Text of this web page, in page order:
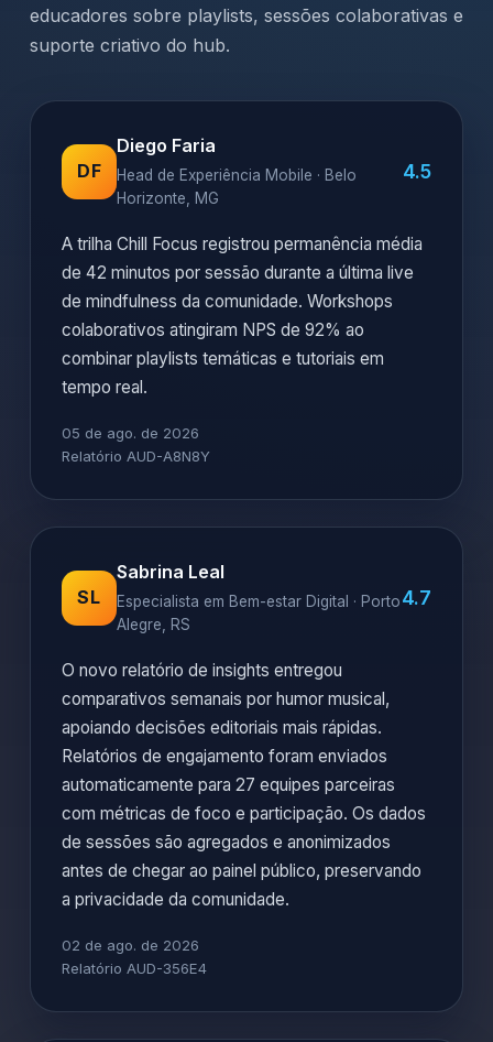
educadores sobre playlists, sessões colaborativas e
suporte criativo do hub.
DF
Diego Faria
Head de Experiência Mobile · Belo
Horizonte, MG
4.5
A trilha Chill Focus registrou permanência média
de 42 minutos por sessão durante a última live
de mindfulness da comunidade. Workshops
colaborativos atingiram NPS de 92% ao
combinar playlists temáticas e tutoriais em
tempo real.
05 de ago. de 2026
Relatório AUD-A8N8Y
SL
Sabrina Leal
Especialista em Bem-estar Digital · Porto
Alegre, RS
4.7
O novo relatório de insights entregou
comparativos semanais por humor musical,
apoiando decisões editoriais mais rápidas.
Relatórios de engajamento foram enviados
automaticamente para 27 equipes parceiras
com métricas de foco e participação. Os dados
de sessões são agregados e anonimizados
antes de chegar ao painel público, preservando
a privacidade da comunidade.
02 de ago. de 2026
Relatório AUD-356E4